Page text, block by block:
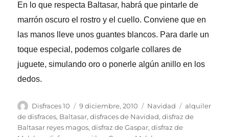
En lo que respecta Baltasar, habrá que pintarle de
marrón oscuro el rostro y el cuello. Conviene que en
las manos lleve unos guantes blancos. Para darle un
toque especial, podemos colgarle collares de
juguete, simulando oro o ponerle algún anillo en los
dedos.
Autor
Disfraces 10
Publicado
el
9 diciembre, 2010 Categorías
Navidad Etiquetas
alquiler
de disfraces, Baltasar,disfraces de Navidad,disfraz de
Baltasar reyes magos,disfraz de Gaspar,disfraz de